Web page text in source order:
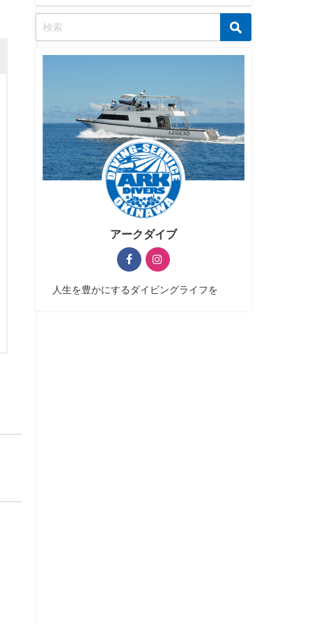
アークダイブ
人生を豊かにするダイビングライフを